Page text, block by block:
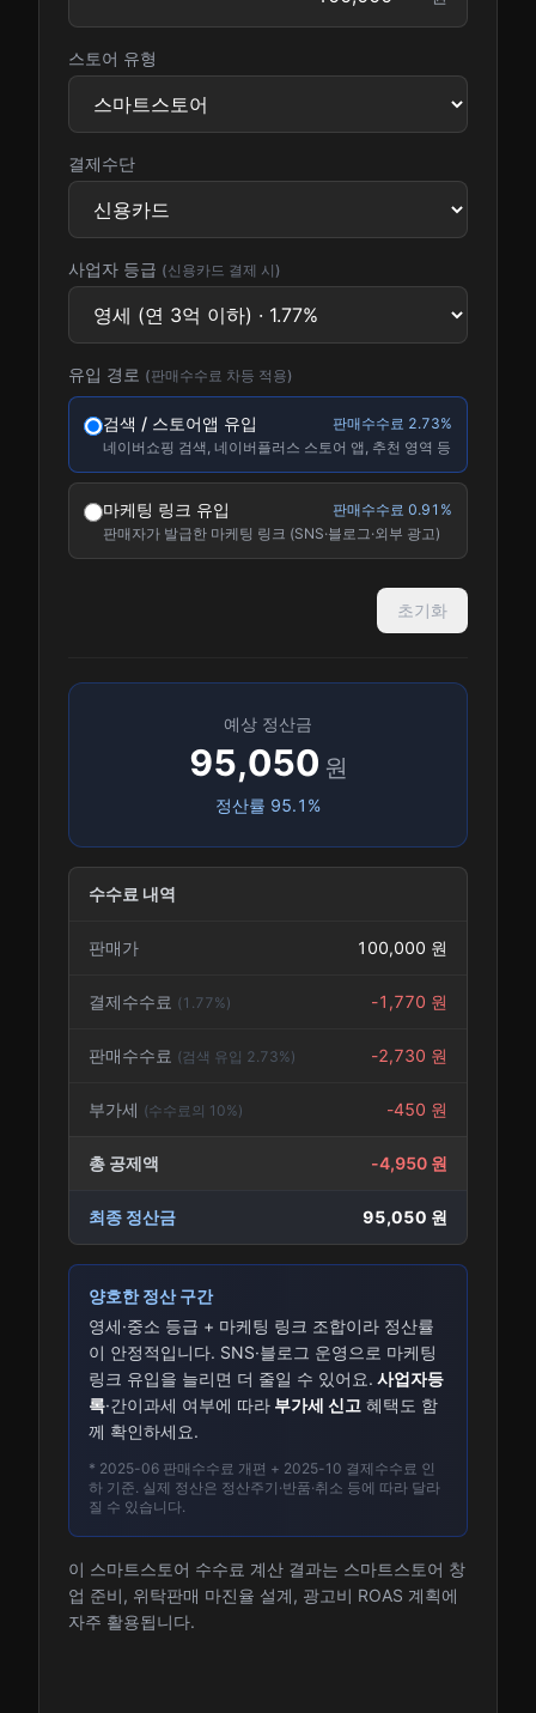
스토어 유형
결제수단
사업자 등급 (신용카드 결제 시)
유입 경로 (판매수수료 차등 적용)
검색 / 스토어앱 유입 판매수수료 2.73%
네이버쇼핑 검색, 네이버플러스 스토어 앱, 추천 영역 등
마케팅 링크 유입 판매수수료 0.91%
판매자가 발급한 마케팅 링크 (SNS·블로그·외부 광고)
초기화
예상 정산금
95,050 원
정산률 95.1 %
수수료 내역
판매가 100,000 원
결제수수료 (1.77%) -1,770 원
판매수수료 (검색 유입 2.73%) -2,730 원
부가세 (수수료의 10%) -450 원
총 공제액 -4,950 원
최종 정산금 95,050 원
양호한 정산 구간
영세·중소 등급 + 마케팅 링크 조합이라 정산률
이 안정적입니다. SNS·블로그 운영으로 마케팅
링크 유입을 늘리면 더 줄일 수 있어요. 사업자등
록·간이과세 여부에 따라 부가세 신고 혜택도 함
께 확인하세요.
* 2025-06 판매수수료 개편 + 2025-10 결제수수료 인
하 기준. 실제 정산은 정산주기·반품·취소 등에 따라 달라
질 수 있습니다.
이 스마트스토어 수수료 계산 결과는 스마트스토어 창
업 준비, 위탁판매 마진율 설계, 광고비 ROAS 계획에
자주 활용됩니다.